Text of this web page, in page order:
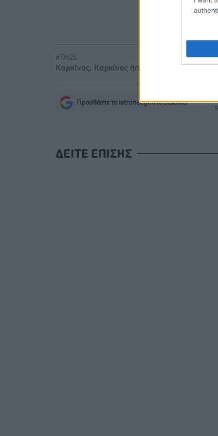
Δίαιτα
χωρίς να
#TAGS
Καρκίνος, Καρκίνος ήπατος - συκωτιού
Προσθέστε το iatronet.gr στο Discover
ΔΕΙΤΕ ΕΠΙΣΗΣ